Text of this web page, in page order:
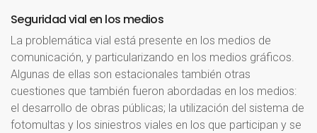
Seguridadvial en los medios
La problemática vial está presente en los medios de
comunicación, y particularizando en los medios gráficos.
Algunas de ellas son estacionales también otras
cuestiones que también fueron abordadas en los medios:
el desarrollo de obras públicas; la utilización del sistema de
fotomultas y los siniestros viales en los que participan y se